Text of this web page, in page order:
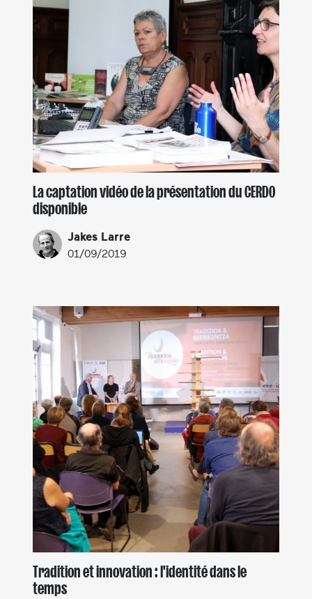
La captation vidéo de la présentation du CERDO
disponible
Jakes Larre
01/09/2019
Tradition et innovation : l'identité dans le
temps